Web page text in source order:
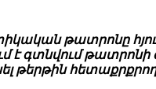
թատրոնը
է գտնվում
հետաքրքրող